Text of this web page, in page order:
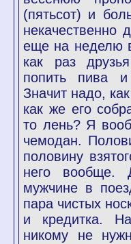
(пятьсот) и
некачественно
еще на неделю
как раз
попить пива
Значит надо,
как же его
то лень? Я
чемодан.
половину
него вообще.
мужчине в
пара чистых
и кредитка.
никому не